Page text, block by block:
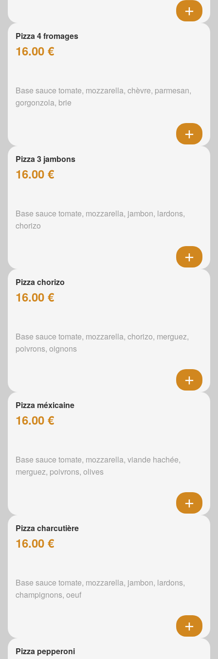
Pizza 4 fromages
16.00 €
Base sauce tomate, mozzarella, chèvre, parmesan,
gorgonzola, brie
Pizza 3 jambons
16.00 €
Base sauce tomate, mozzarella, jambon, lardons,
chorizo
Pizza chorizo
16.00 €
Base sauce tomate, mozzarella, chorizo, merguez,
poivrons, oignons
Pizza méxicaine
16.00 €
Base sauce tomate, mozzarella, viande hachée,
merguez, poivrons, olives
Pizza charcutière
16.00 €
Base sauce tomate, mozzarella, jambon, lardons,
champignons, oeuf
Pizza pepperoni